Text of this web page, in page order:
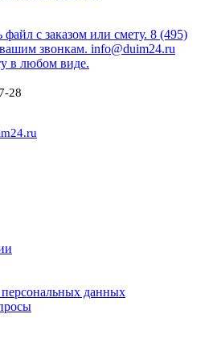
файл с заказом или смету. 8 (495)
звонкам. info@duim24.ru
в любом виде.
28
данных